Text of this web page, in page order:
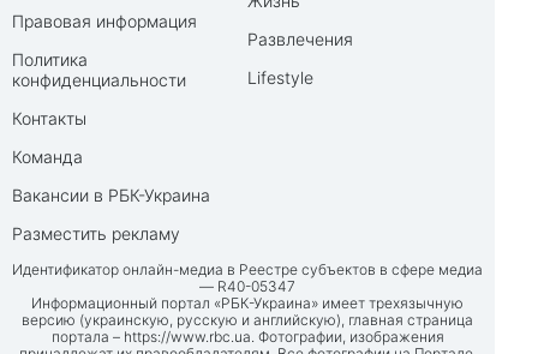
Правовая информация
Политика
конфиденциальности
Контакты
Команда
Вакансии в РБК-Украина
Разместить рекламу
Развлечения
Lifestyle
Идентификатор онлайн-медиа в Реестре субъектов в сфере медиа
— R40-05347
Информационный портал «РБК-Украина» имеет трехязычную
версию (украинскую, русскую и английскую), главная страница
портала – https://www.rbc.ua. Фотографии, изображения